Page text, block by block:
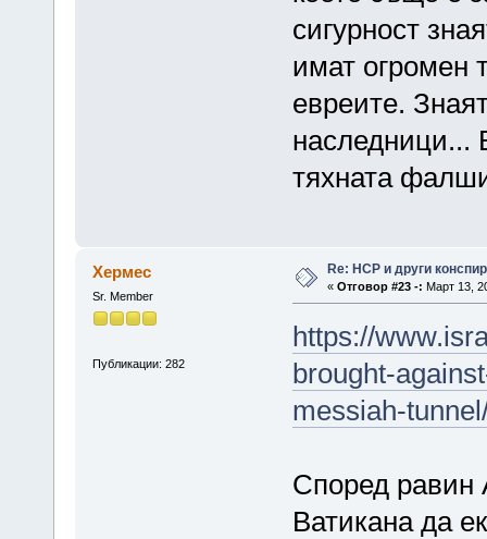
сигурност
имат огромен
евреите.
наследници...
тяхната
Хермес
Sr. Member
Публикации: 282
Re: НСР и други
« Отговор #23 -: Март 13,
https://
brought-
messiah-
Според равин
Ватикана да